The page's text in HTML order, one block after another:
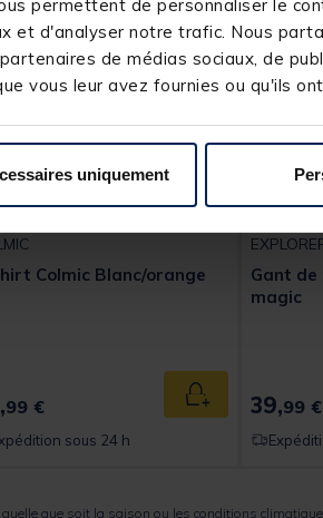
permettent de personnaliser le
et d'analyser notre trafic. Nous
de médias sociaux, de
vous leur avez fournies ou qu'ils
uniquement
Colmic Blanc/orange
99 € Ajouter au panier
sous 24 h
Gant de
magic
39,99 €
que soit la saison ou les conditions